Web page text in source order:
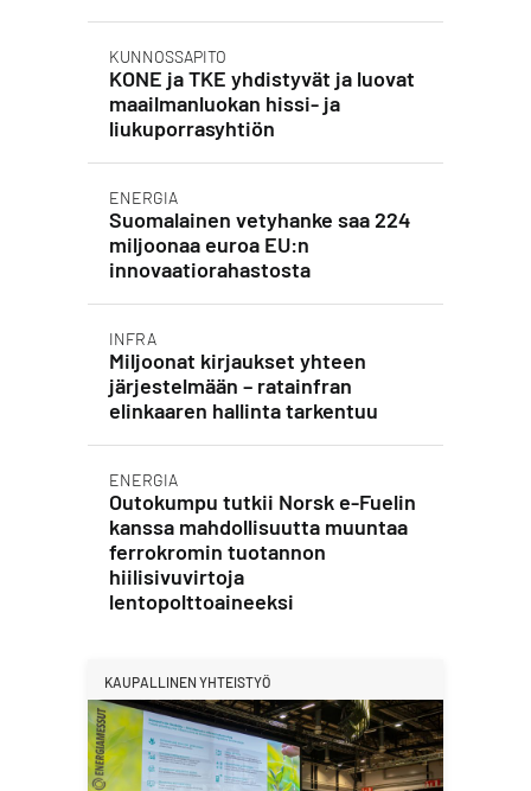
KUNNOSSAPITO
KONE ja TKE yhdistyvät ja luovat
maailmanluokan hissi- ja
liukuporrasyhtiön
ENERGIA
Suomalainen vetyhanke saa 224
miljoonaa euroa EU:n
innovaatiorahastosta
INFRA
Miljoonat kirjaukset yhteen
järjestelmään – ratainfran
elinkaaren hallinta tarkentuu
ENERGIA
Outokumpu tutkii Norsk e-Fuelin
kanssa mahdollisuutta muuntaa
ferrokromin tuotannon
hiilisivuvirtoja
lentopolttoaineeksi
KAUPALLINEN YHTEISTYÖ